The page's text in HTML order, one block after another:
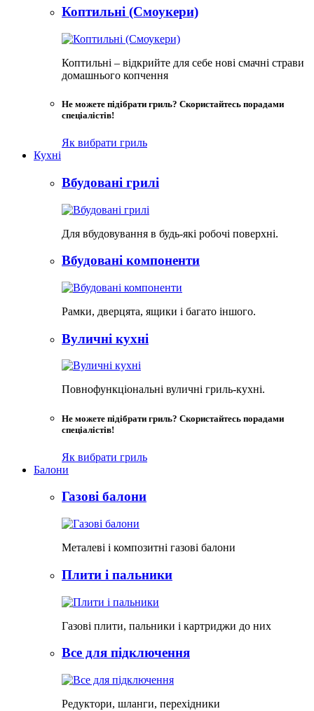
Коптильні (Смоукери)
Коптильні – відкрийте для себе нові смачні страви
домашнього копчення
Не можете підібрати гриль? Скористайтесь порадами
спеціалістів!
Як вибрати гриль
Кухні
Вбудовані грилі
Для вбудовування в будь-які робочі поверхні.
Вбудовані компоненти
Рамки, дверцята, ящики і багато іншого.
Вуличні кухні
Повнофункціональні вуличні гриль-кухні.
Не можете підібрати гриль? Скористайтесь порадами
спеціалістів!
Як вибрати гриль
Балони
Газові балони
Металеві і композитні газові балони
Плити і пальники
Газові плити, пальники і картриджи до них
Все для підключення
Редуктори, шланги, перехідники